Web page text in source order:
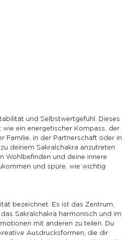
und Selbstwertgefühl. Dieses
ein energetischer Kompass, der
Familie, in der Partnerschaft oder in
deinem Sakralchakra anzutreten
Wohlbefinden und deine innere
und spüre, wie wichtig
bezeichnet. Es ist das Zentrum,
Sakralchakra harmonisch und im
mit anderen zu teilen. Du
Ausdrucksformen, die dir